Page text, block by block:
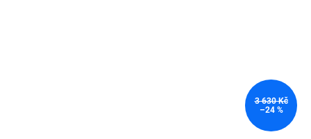
3 630 Kč
–24 %